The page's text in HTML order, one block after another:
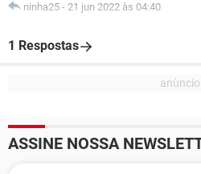
ninha25 - 21 jun 2022 às 04:40
1 Respostas
ASSINE NOSSA